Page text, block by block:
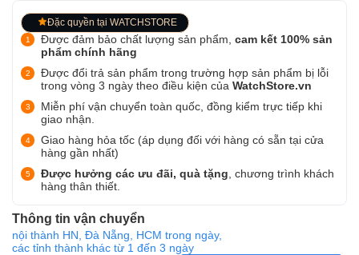
Đặc quyền tại WATCHSTORE
Được đảm bảo chất lượng sản phẩm, cam kết 100% sản
phẩm chính hãng
Được đổi trả sản phẩm trong trường hợp sản phẩm bị lỗi
trong vòng 3 ngày theo điều kiện của WatchStore.vn
Miễn phí vận chuyển toàn quốc, đồng kiểm trực tiếp khi
giao nhận.
Giao hàng hỏa tốc (áp dụng đối với hàng có sẵn tại cửa
hàng gần nhất)
Được hưởng các ưu đãi, quà tặng , chương trình khách
hàng thân thiết.
Thông tin vận chuyển
nội thành HN, Đà Nẵng, HCM trong ngày,
các tỉnh thành khác từ 1 đến 3 ngày